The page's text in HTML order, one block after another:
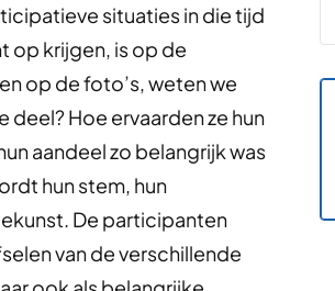
situaties in die tijd
op krijgen, is op de
op de foto’s, weten we
deel? Hoe ervaarden ze hun
aandeel zo belangrijk was
hun stem, hun
De participanten
van de verschillende